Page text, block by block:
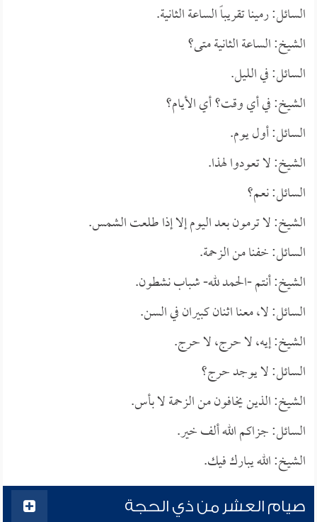
السائل: رمينا تقريباً الساعة الثانية.
الشيخ: الساعة الثانية متى؟
السائل: في الليل.
الشيخ: في أي وقت؟ أي الأيام؟
السائل: أول يوم.
الشيخ: لا تعودوا لهذا.
السائل: نعم؟
الشيخ: لا ترمون بعد اليوم إلا إذا طلعت الشمس.
السائل: خفنا من الزحمة.
الشيخ: أنتم -الحمد لله- شباب نشطون.
السائل: لا، معنا اثنان كبيران في السن.
الشيخ: إيه، لا حرج، لا حرج.
السائل: لا يوجد حرج؟
الشيخ: الذين يخافون من الزحمة لا بأس.
السائل: جزاكم الله ألف خير.
الشيخ: الله يبارك فيك.
صيام العشر من ذي الحجة